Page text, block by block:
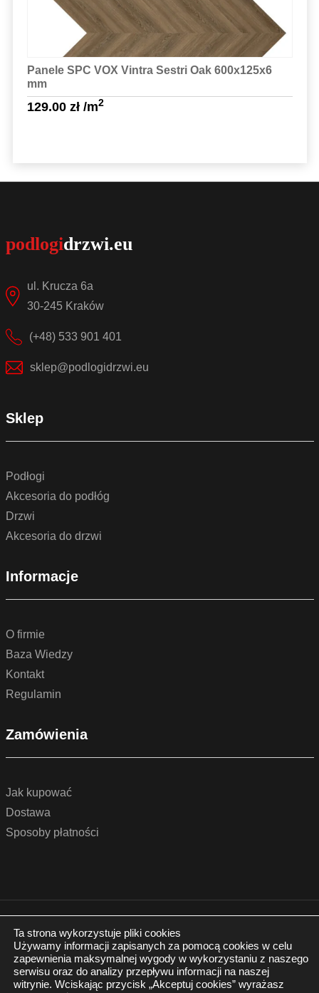
Panele SPC VOX Vintra Sestri Oak 600x125x6
mm
129.00 zł/m2
ul. Krucza 6a
30-245 Kraków
(+48) 533 901 401
sklep@podlogidrzwi.eu
Sklep
Podłogi
Akcesoria do podłóg
Drzwi
Akcesoria do drzwi
Informacje
O firmie
Baza Wiedzy
Kontakt
Regulamin
Zamówienia
Jak kupować
Dostawa
Sposoby płatności
© 2022 by podlogidrzwi.eu
Wszystkie prawa zastrzeżone
Polityka prywatności
Realizacja:
Ta strona wykorzystuje pliki cookies
Używamy informacji zapisanych za pomocą cookies w celu
zapewnienia maksymalnej wygody w wykorzystaniu z naszego
serwisu oraz do analizy przepływu informacji na naszej
witrynie. Wciskając przycisk „Akceptuj cookies” wyrażasz